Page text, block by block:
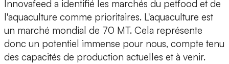
Innovafeed a identifié les marchés du petfood et de
l'aquaculture comme prioritaires. L'aquaculture est
un marché mondial de 70 MT. Cela représente
donc un potentiel immense pour nous, compte tenu
des capacités de production actuelles et à venir.